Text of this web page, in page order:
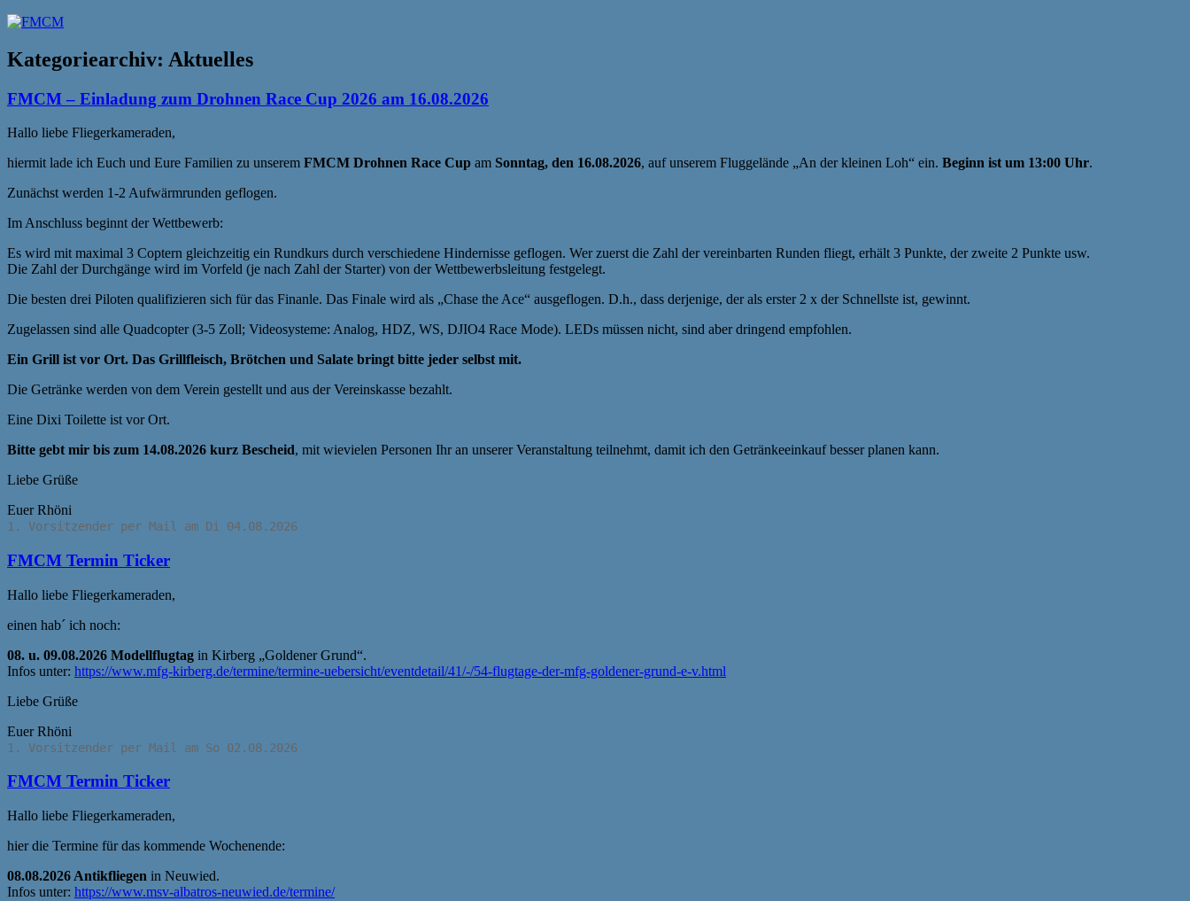
Kategoriearchiv: Aktuelles
FMCM – Einladung zum Drohnen Race Cup 2026 am 16.08.2026
Hallo liebe Fliegerkameraden,
hiermit lade ich Euch und Eure Familien zu unserem FMCM Drohnen Race Cup am Sonntag, den 16.08.2026, auf unserem Fluggelände „An der kleinen Loh“ ein. Beginn ist um 13:00 Uhr.
Zunächst werden 1-2 Aufwärmrunden geflogen.
Im Anschluss beginnt der Wettbewerb:
Es wird mit maximal 3 Coptern gleichzeitig ein Rundkurs durch verschiedene Hindernisse geflogen. Wer zuerst die Zahl der vereinbarten Runden fliegt, erhält 3 Punkte, der zweite 2 Punkte usw.
Die Zahl der Durchgänge wird im Vorfeld (je nach Zahl der Starter) von der Wettbewerbsleitung festgelegt.
Die besten drei Piloten qualifizieren sich für das Finanle. Das Finale wird als „Chase the Ace“ ausgeflogen. D.h., dass derjenige, der als erster 2 x der Schnellste ist, gewinnt.
Zugelassen sind alle Quadcopter (3-5 Zoll; Videosysteme: Analog, HDZ, WS, DJIO4 Race Mode). LEDs müssen nicht, sind aber dringend empfohlen.
Ein Grill ist vor Ort. Das Grillfleisch, Brötchen und Salate bringt bitte jeder selbst mit.
Die Getränke werden von dem Verein gestellt und aus der Vereinskasse bezahlt.
Eine Dixi Toilette ist vor Ort.
Bitte gebt mir bis zum 14.08.2026 kurz Bescheid, mit wievielen Personen Ihr an unserer Veranstaltung teilnehmt, damit ich den Getränkeeinkauf besser planen kann.
Liebe Grüße
Euer Rhöni
1. Vorsitzender per Mail am Di 04.08.2026
FMCM Termin Ticker
Hallo liebe Fliegerkameraden,
einen hab´ ich noch:
08. u. 09.08.2026 Modellflugtag in Kirberg „Goldener Grund“.
Infos unter: https://www.mfg-kirberg.de/termine/termine-uebersicht/eventdetail/41/-/54-flugtage-der-mfg-goldener-grund-e-v.html
Liebe Grüße
Euer Rhöni
1. Vorsitzender per Mail am So 02.08.2026
FMCM Termin Ticker
Hallo liebe Fliegerkameraden,
hier die Termine für das kommende Wochenende:
08.08.2026 Antikfliegen in Neuwied.
Infos unter: https://www.msv-albatros-neuwied.de/termine/